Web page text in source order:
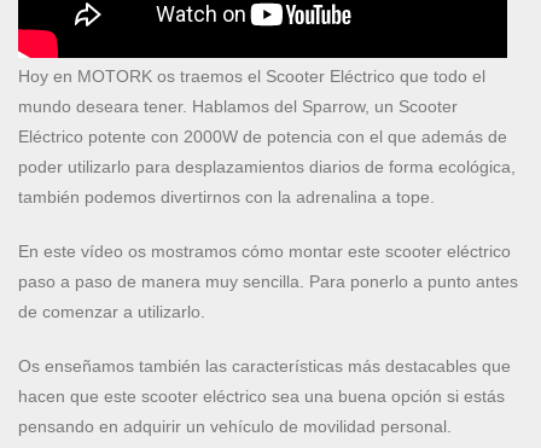
Hoy en MOTORK os traemos el Scooter Eléctrico que todo el
mundo deseara tener. Hablamos del Sparrow, un Scooter
Eléctrico potente con 2000W de potencia con el que además de
poder utilizarlo para desplazamientos diarios de forma ecológica,
también podemos divertirnos con la adrenalina a tope.
En este vídeo os mostramos cómo montar este scooter eléctrico
paso a paso de manera muy sencilla. Para ponerlo a punto antes
de comenzar a utilizarlo.
Os enseñamos también las características más destacables que
hacen que este scooter eléctrico sea una buena opción si estás
pensando en adquirir un vehículo de movilidad personal.